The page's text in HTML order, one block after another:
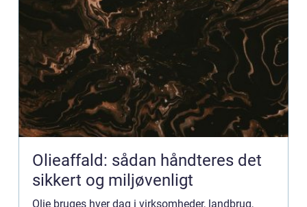
Olieaffald: sådan håndteres det
sikkert og miljøvenligt
Olie bruges hver dag i virksomheder, landbrug,